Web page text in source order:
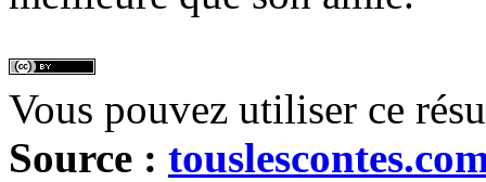
Vous pouvez utiliser ce
Source :